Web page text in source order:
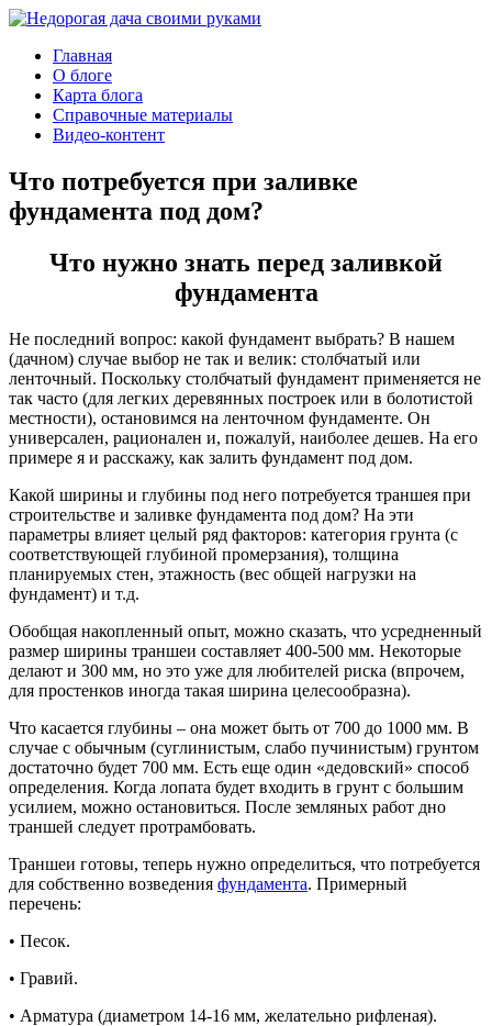
Главная
О блоге
Карта блога
Справочные материалы
Видео-контент
Что потребуется при заливке
фундамента под дом?
Что нужно знать перед заливкой
фундамента
Не последний вопрос: какой фундамент выбрать? В нашем
(дачном) случае выбор не так и велик: столбчатый или
ленточный. Поскольку столбчатый фундамент применяется не
так часто (для легких деревянных построек или в болотистой
местности), остановимся на ленточном фундаменте. Он
универсален, рационален и, пожалуй, наиболее дешев. На его
примере я и расскажу, как залить фундамент под дом.
Какой ширины и глубины под него потребуется траншея при
строительстве и заливке фундамента под дом? На эти
параметры влияет целый ряд факторов: категория грунта (с
соответствующей глубиной промерзания), толщина
планируемых стен, этажность (вес общей нагрузки на
фундамент) и т.д.
Обобщая накопленный опыт, можно сказать, что усредненный
размер ширины траншеи составляет 400-500 мм. Некоторые
делают и 300 мм, но это уже для любителей риска (впрочем,
для простенков иногда такая ширина целесообразна).
Что касается глубины – она может быть от 700 до 1000 мм. В
случае с обычным (суглинистым, слабо пучинистым) грунтом
достаточно будет 700 мм. Есть еще один «дедовский» способ
определения. Когда лопата будет входить в грунт с большим
усилием, можно остановиться. После земляных работ дно
траншей следует протрамбовать.
Траншеи готовы, теперь нужно определиться, что потребуется
для собственно возведения фундамента. Примерный
перечень:
• Песок.
• Гравий.
• Арматура (диаметром 14-16 мм, желательно рифленая).